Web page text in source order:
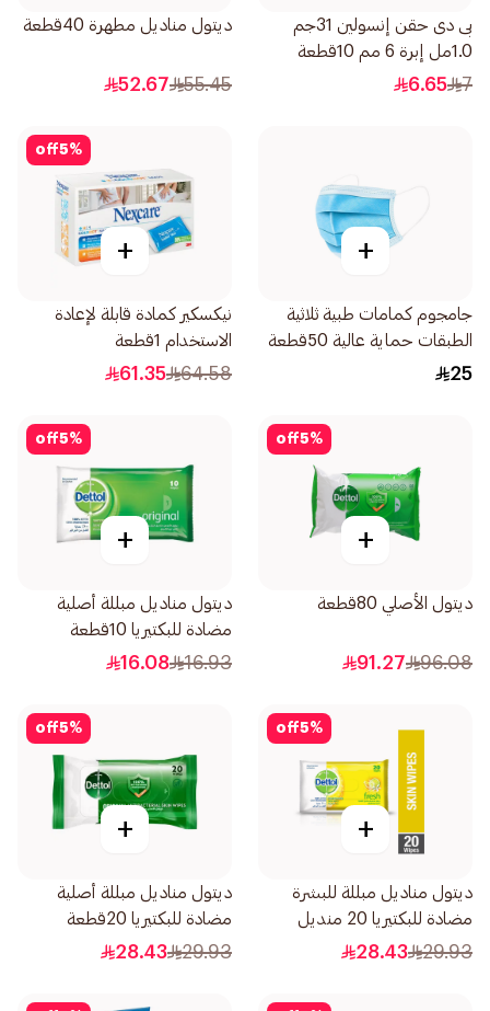
بى دى حقن إنسولين 31جم
1.0مل إبرة 6 مم 10قطعة
7
6.65
ديتول مناديل مطهرة 40قطعة
55.45
52.67
+
جامجوم كمامات طبية ثلاثية
الطبقات حماية عالية 50قطعة
25
5%
off
+
نيكسكير كمادة قابلة لإعادة
الاستخدام 1قطعة
64.58
61.35
5%
off
+
ديتول الأصلي 80قطعة
96.08
91.27
5%
off
+
ديتول مناديل مبللة أصلية
مضادة للبكتيريا 10قطعة
16.93
16.08
5%
off
+
ديتول مناديل مبللة للبشرة
مضادة للبكتيريا 20 منديل
29.93
28.43
5%
off
+
ديتول مناديل مبللة أصلية
مضادة للبكتيريا 20قطعة
29.93
28.43